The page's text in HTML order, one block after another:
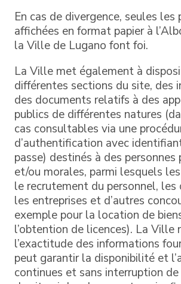
En cas de divergence, seules les
affichées en format papier à
la Ville de Lugano font foi.
La Ville met également à
différentes sections du site, des
des documents relatifs à des
publics de différentes natures
cas consultables via une
d’authentification avec
passe) destinés à des personnes
et/ou morales, parmi lesquels
le recrutement du personnel, les
les entreprises et d’autres
exemple pour la location de
l’obtention de licences). La Ville
l’exactitude des informations
peut garantir la disponibilité et
continues et sans interruption